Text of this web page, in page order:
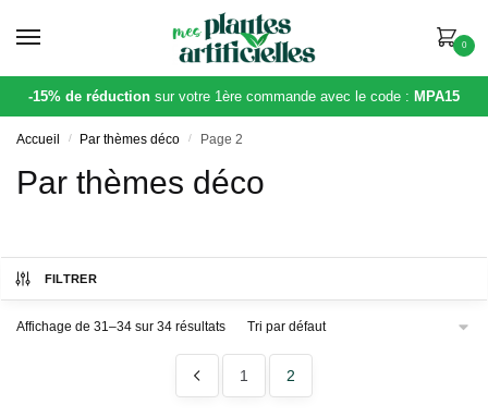
0
-15% de réduction sur votre 1ère commande avec le code : MPA15
Accueil / Par thèmes déco / Page 2
Par thèmes déco
FILTRER
Affichage de 31–34 sur 34 résultats
1 2